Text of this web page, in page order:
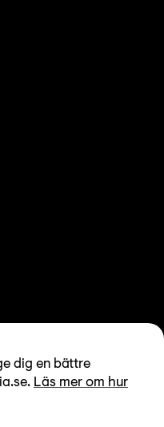
dig en bättre
Läs mer om hur